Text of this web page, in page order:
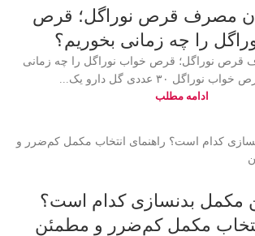
مصرف قرص نوراگل؛ قرص
را چه زمانی بخوریم؟
قرص نوراگل؛ قرص خواب نوراگل را چه زمانی
۳۰ عددی گل دارو یک...
ادامه مطلب
مکمل بدنسازی کدام است؟
مکمل کم‌ضرر و مطمئن